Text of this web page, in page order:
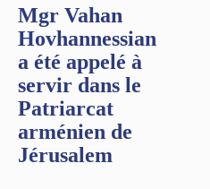
Mgr Vahan
Hovhannessian
a été appelé à
servir dans le
Patriarcat
arménien de
Jérusalem